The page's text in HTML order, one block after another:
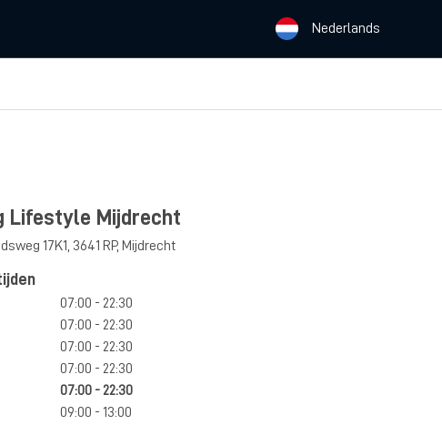
Nederlands
Lifestyle Mijdrecht
17K1 3641 RP, Mijdrecht
07:00 - 22:30
07:00 - 22:30
07:00 - 22:30
07:00 - 22:30
07:00 - 22:30
09:00 - 13:00